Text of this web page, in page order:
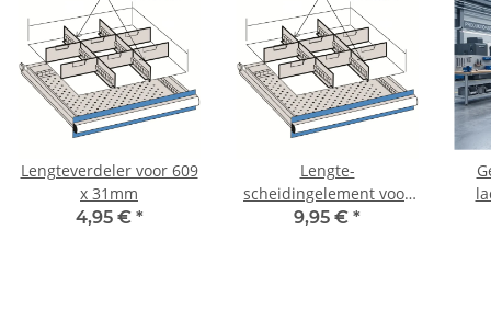
Lengteverdeler voor 609
x 31mm
4,95 € *
Lengte-
scheidingelement voor
609 x 125mm
9,95 € *